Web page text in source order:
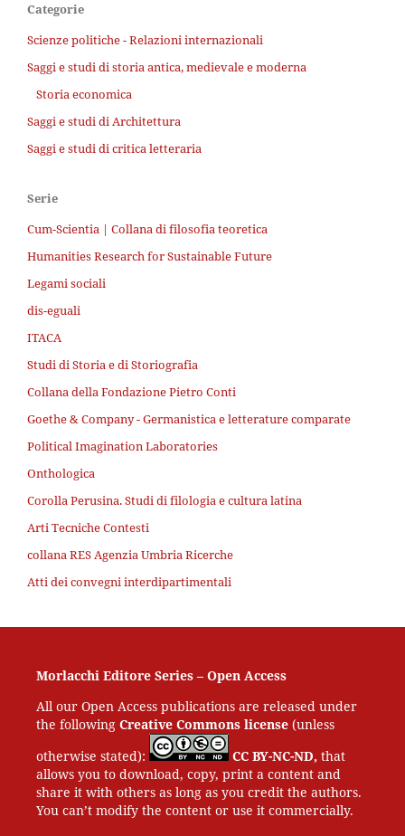
Categorie
Scienze politiche - Relazioni internazionali
Saggi e studi di storia antica, medievale e moderna
Storia economica
Saggi e studi di Architettura
Saggi e studi di critica letteraria
Serie
Cum-Scientia | Collana di filosofia teoretica
Humanities Research for Sustainable Future
Legami sociali
dis-eguali
ITACA
Studi di Storia e di Storiografia
Collana della Fondazione Pietro Conti
Goethe & Company - Germanistica e letterature comparate
Political Imagination Laboratories
Onthologica
Corolla Perusina. Studi di filologia e cultura latina
Arti Tecniche Contesti
collana RES Agenzia Umbria Ricerche
Atti dei convegni interdipartimentali
Morlacchi Editore Series – Open Access
All our Open Access publications are released under
the following Creative Commons license(unless
otherwise stated):
CC BY-NC-ND, that
allows you to download, copy, print a content and
share it with others as long as you credit the authors.
You can’t modify the content or use it commercially.